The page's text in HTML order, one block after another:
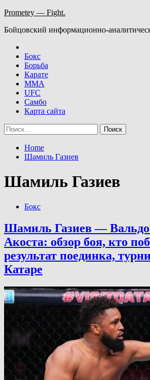
Skip
content
Prometey — Fight.
Бойцовский информационно-
Бокс
Борьба
Карате
ММА
UFC
Самбо
Карта сайта
Найти:
Home
Шамиль Газиев
Шамиль Газиев
Бокс
Шамиль Газиев — Вальдо
Акоста: обзор боя, кто
результат поединка,
Катаре